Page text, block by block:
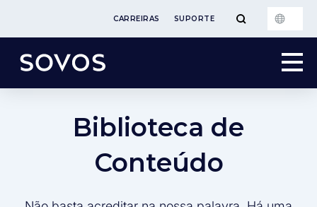
CARREIRAS SUPORTE
Biblioteca de
Conteúdo